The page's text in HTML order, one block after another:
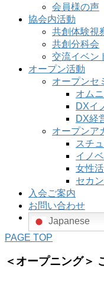
会員様の声
協会内活動
共創体験視
共創分科会
交流イベン
オープン活動
オープンセ
オム
DXイ
DX経
オープンア
スチ
イノ
女性
セカ
入会ご案内
お問い合わせ
Japanese
PAGE TOP
＜オープニング＞